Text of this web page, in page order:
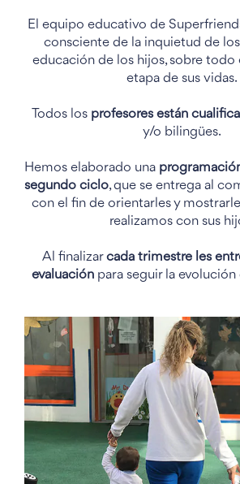
El equipo educativo de
consciente de la inquietud de
educación de los hijos, sobre todo
etapa de sus vidas.
Todos los profesores están
y/o bilingües.
Hemos elaborado una
segundo ciclo, que se entrega al
con el fin de orientarles y
realizamos con sus
Al finalizarcada trimestre les
evaluación para seguir la